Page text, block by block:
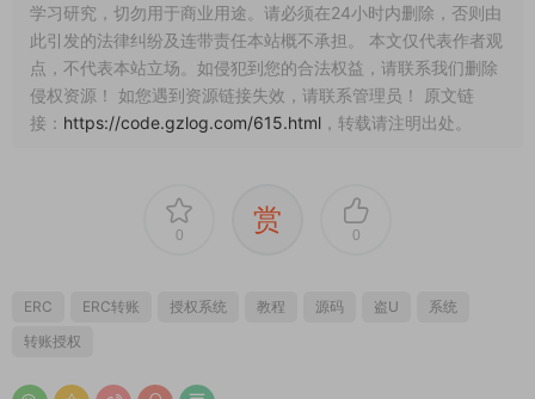
学习研究，切勿用于商业用途。请必须在24小时内删除，否则由
此引发的法律纠纷及连带责任本站概不承担。 本文仅代表作者观
点，不代表本站立场。如侵犯到您的合法权益，请联系我们删除
侵权资源！ 如您遇到资源链接失效，请联系管理员！ 原文链
接： https://code.gzlog.com/615.html ，转载请注明出处。
0 赏 0
ERC ERC转账 授权系统 教程 源码 盗U
系统
转账授权